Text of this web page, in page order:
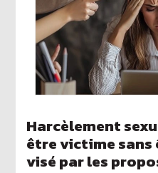
Harcèlement
être victime
visé par les